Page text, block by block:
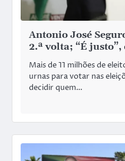
Antonio José
2.ª volta; “É
Mais de 11 milhões de
urnas para votar nas
decidir quem…